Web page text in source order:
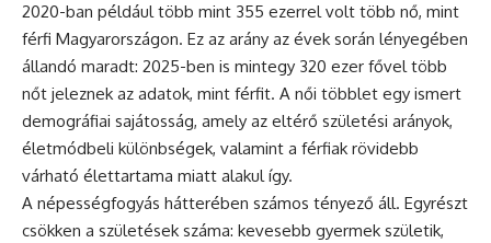
2020-ban például több mint 355 ezerrel volt több nő, mint
férfi Magyarországon. Ez az arány az évek során lényegében
állandó maradt: 2025-ben is mintegy 320 ezer fővel több
nőt jeleznek az adatok, mint férfit. A női többlet egy ismert
demográfiai sajátosság, amely az eltérő születési arányok,
életmódbeli különbségek, valamint a férfiak rövidebb
várható élettartama miatt alakul így.
A népességfogyás hátterében számos tényező áll. Egyrészt
csökken a születések száma: kevesebb gyermek születik,